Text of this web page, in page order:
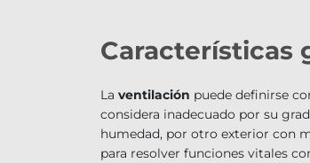
Características
La ventilación puede definirse
considera inadecuado por su
humedad, por otro exterior con
para resolver funciones vitales